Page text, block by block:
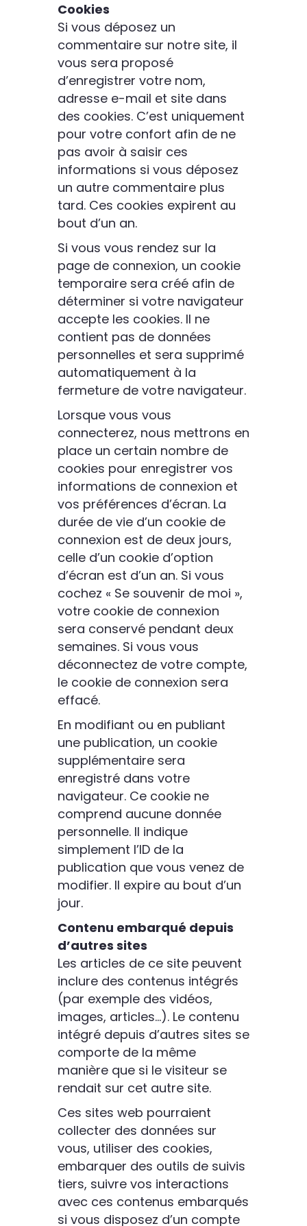
Cookies
Si vous déposez un
commentaire sur notre site, il
vous sera proposé
d’enregistrer votre nom,
adresse e-mail et site dans
des cookies. C’est uniquement
pour votre confort afin de ne
pas avoir à saisir ces
informations si vous déposez
un autre commentaire plus
tard. Ces cookies expirent au
bout d’un an.
Si vous vous rendez sur la
page de connexion, un cookie
temporaire sera créé afin de
déterminer si votre navigateur
accepte les cookies. Il ne
contient pas de données
personnelles et sera supprimé
automatiquement à la
fermeture de votre navigateur.
Lorsque vous vous
connecterez, nous mettrons en
place un certain nombre de
cookies pour enregistrer vos
informations de connexion et
vos préférences d’écran. La
durée de vie d’un cookie de
connexion est de deux jours,
celle d’un cookie d’option
d’écran est d’un an. Si vous
cochez « Se souvenir de moi »,
votre cookie de connexion
sera conservé pendant deux
semaines. Si vous vous
déconnectez de votre compte,
le cookie de connexion sera
effacé.
En modifiant ou en publiant
une publication, un cookie
supplémentaire sera
enregistré dans votre
navigateur. Ce cookie ne
comprend aucune donnée
personnelle. Il indique
simplement l’ID de la
publication que vous venez de
modifier. Il expire au bout d’un
jour.
Contenu embarqué depuis
d’autres sites
Les articles de ce site peuvent
inclure des contenus intégrés
(par exemple des vidéos,
images, articles…). Le contenu
intégré depuis d’autres sites se
comporte de la même
manière que si le visiteur se
rendait sur cet autre site.
Ces sites web pourraient
collecter des données sur
vous, utiliser des cookies,
embarquer des outils de suivis
tiers, suivre vos interactions
avec ces contenus embarqués
si vous disposez d’un compte